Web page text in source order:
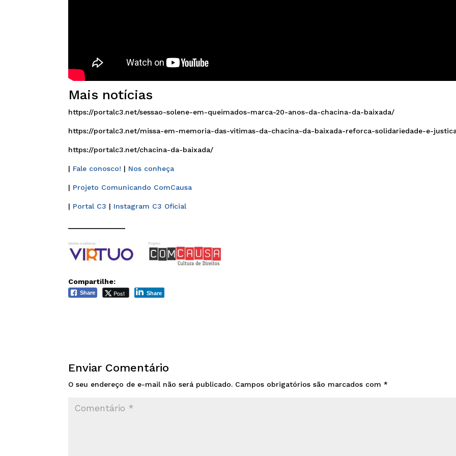
Mais notícias
https://portalc3.net/sessao-solene-em-queimados-marca-20-anos-da-chacina-da-baixada/
https://portalc3.net/missa-em-memoria-das-vitimas-da-chacina-da-baixada-reforca-solidariedade-e-
https://portalc3.net/chacina-da-baixada/
| Fale conosco! | Nos conheça
| Projeto Comunicando ComCausa
| Portal C3 | Instagram C3 Oficial
Compartilhe:
Share Post Share
Enviar Comentário
O seu endereço de e-mail não será publicado. Campos obrigatórios são marcados com*